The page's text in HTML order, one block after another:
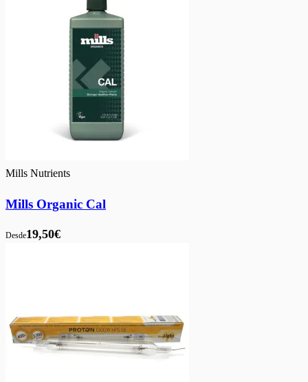
Mills Nutrients
Mills Organic Cal
Desde19,50€